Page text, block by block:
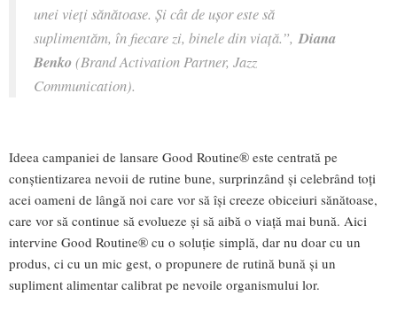
unei vieți sănătoase. Și cât de ușor este să
suplimentăm, în fiecare zi, binele din viață.”, Diana
Benko(Brand Activation Partner, Jazz
Communication).
Ideea campaniei de lansare Good Routine® este centrată pe
conștientizarea nevoii de rutine bune, surprinzând și celebrând toți
acei oameni de lângă noi care vor să își creeze obiceiuri sănătoase,
care vor să continue să evolueze și să aibă o viață mai bună. Aici
intervine Good Routine® cu o soluție simplă, dar nu doar cu un
produs, ci cu un mic gest, o propunere de rutină bună și un
supliment alimentar calibrat pe nevoile organismului lor.